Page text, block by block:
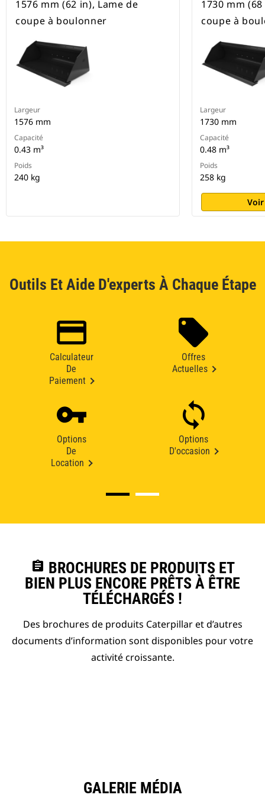
1576 mm (62 in), Lame de
coupe à boulonner
Largeur
1576 mm
Capacité
0.43 m³
Poids
240 kg
1730 mm
coupe à
Largeur
1730 mm
Capacité
0.48 m³
Poids
258 kg
Outils Et Aide D'experts À Chaque Étape
Calculateur
De
Paiement
Offres
Actuelles
Options
De
Location
Options
D'occasion
assignment BROCHURES DE PRODUITS ET
BIEN PLUS ENCORE PRÊTS À ÊTRE
TÉLÉCHARGÉS !
Des brochures de produits Caterpillar et d’autres
documents d’information sont disponibles pour votre
activité croissante.
GALERIE MÉDIA